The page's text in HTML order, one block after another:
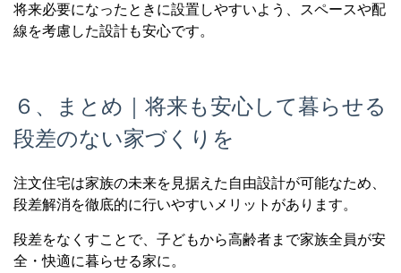
将来必要になったときに設置しやすいよう、スペースや配
線を考慮した設計も安心です。
６、まとめ｜将来も安心して暮らせる
段差のない家づくりを
注文住宅は家族の未来を見据えた自由設計が可能なため、
段差解消を徹底的に行いやすいメリットがあります。
段差をなくすことで、子どもから高齢者まで家族全員が安
全・快適に暮らせる家に。